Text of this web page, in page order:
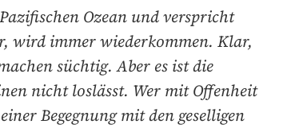
Ozean und verspricht
wird immer wiederkommen. Klar,
süchtig. Aber es ist die
nicht loslässt. Wer mit Offenheit
Begegnung mit den geselligen